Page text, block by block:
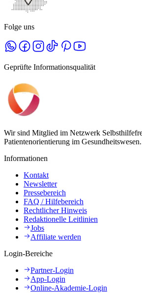
Folge uns
Geprüfte Informationsqualität
Wir sind Mitglied im Netzwerk
Patientenorientierung im Gesundheitswesen.
Informationen
Kontakt
Newsletter
Pressebereich
FAQ / Hilfebereich
Rechtlicher Hinweis
Redaktionelle Leitlinien
Jobs
Affiliate werden
Login-Bereiche
Partner-Login
App-Login
Online-Akademie-Login